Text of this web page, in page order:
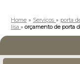
Home » Serviços » porta
lisa»orçamento de porta